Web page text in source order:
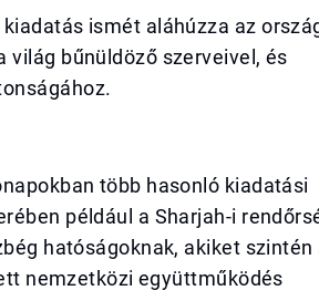
ismét aláhúzza az
bűnüldöző szerveivel, és
több hasonló kiadatási
például a Sharjah-i
hatóságoknak, akiket szintén
nemzetközi együttműködés